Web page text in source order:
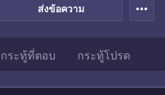
ส่งข้อความ more_horiz
กระทู้ที่ตอบ กระทู้โปรด